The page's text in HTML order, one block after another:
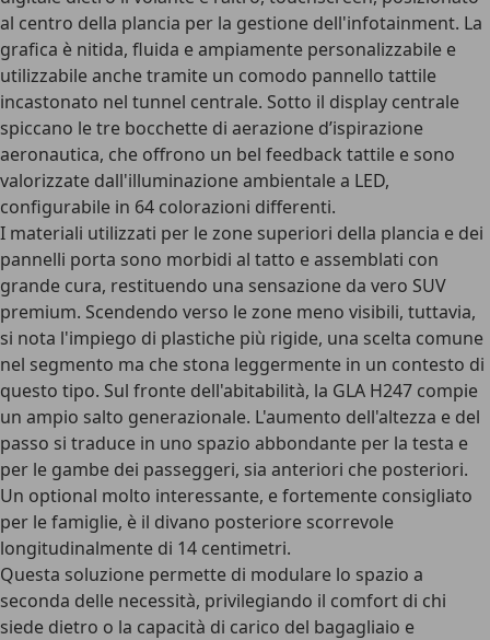
al centro della plancia per la gestione dell'infotainment. La
grafica è nitida, fluida e ampiamente personalizzabile e
utilizzabile anche tramite un comodo pannello tattile
incastonato nel tunnel centrale. Sotto il display centrale
spiccano le tre bocchette di aerazione d’ispirazione
aeronautica, che offrono un bel feedback tattile e sono
valorizzate dall'illuminazione ambientale a LED,
configurabile in 64 colorazioni differenti.
I materiali utilizzati per le zone superiori della plancia e dei
pannelli porta sono morbidi al tatto e assemblati con
grande cura, restituendo una sensazione da vero SUV
premium. Scendendo verso le zone meno visibili, tuttavia,
si nota l'impiego di plastiche più rigide, una scelta comune
nel segmento ma che stona leggermente in un contesto di
questo tipo. Sul fronte dell'abitabilità, la GLA H247 compie
un ampio salto generazionale. L'aumento dell'altezza e del
passo si traduce in uno spazio abbondante per la testa e
per le gambe dei passeggeri, sia anteriori che posteriori.
Un optional molto interessante, e fortemente consigliato
per le famiglie, è il divano posteriore scorrevole
longitudinalmente di 14 centimetri.
Questa soluzione permette di modulare lo spazio a
seconda delle necessità, privilegiando il comfort di chi
siede dietro o la capacità di carico del bagagliaio e